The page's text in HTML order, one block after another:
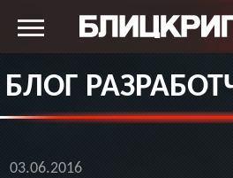
БЛОГ
03.06.2016